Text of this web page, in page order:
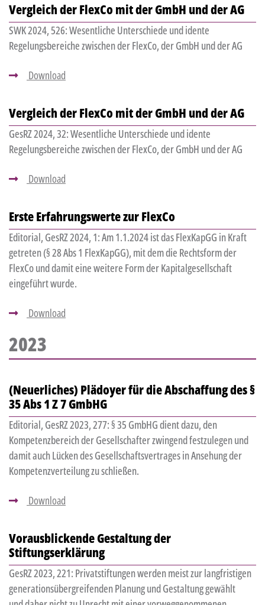
Vergleich der FlexCo mit der GmbH und der AG
SWK 2024, 526: Wesentliche Unterschiede und idente
Regelungsbereiche zwischen der FlexCo, der GmbH und der AG
Download
Vergleich der FlexCo mit der GmbH und der AG
GesRZ 2024, 32: Wesentliche Unterschiede und idente
Regelungsbereiche zwischen der FlexCo, der GmbH und der AG
Download
Erste Erfahrungswerte zur FlexCo
Editorial, GesRZ 2024, 1: Am 1.1.2024 ist das FlexKapGG in Kraft
getreten (§ 28 Abs 1 FlexKapGG), mit dem die Rechtsform der
FlexCo und damit eine weitere Form der Kapitalgesellschaft
eingeführt wurde.
Download
2023
(Neuerliches) Plädoyer für die Abschaffung des §
35 Abs 1 Z 7 GmbHG
Editorial, GesRZ 2023, 277: § 35 GmbHG dient dazu, den
Kompetenzbereich der Gesellschafter zwingend festzulegen und
damit auch Lücken des Gesellschaftsvertrages in Ansehung der
Kompetenzverteilung zu schließen.
Download
Vorausblickende Gestaltung der
Stiftungserklärung
GesRZ 2023, 221: Privatstiftungen werden meist zur langfristigen
generationsübergreifenden Planung und Gestaltung gewählt